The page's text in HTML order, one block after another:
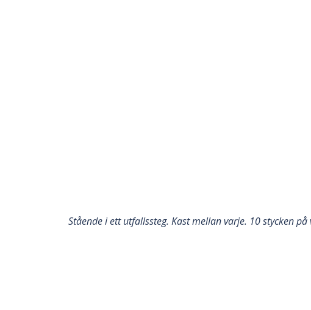
Stående i ett utfallssteg. Kast mellan varje. 10 stycken